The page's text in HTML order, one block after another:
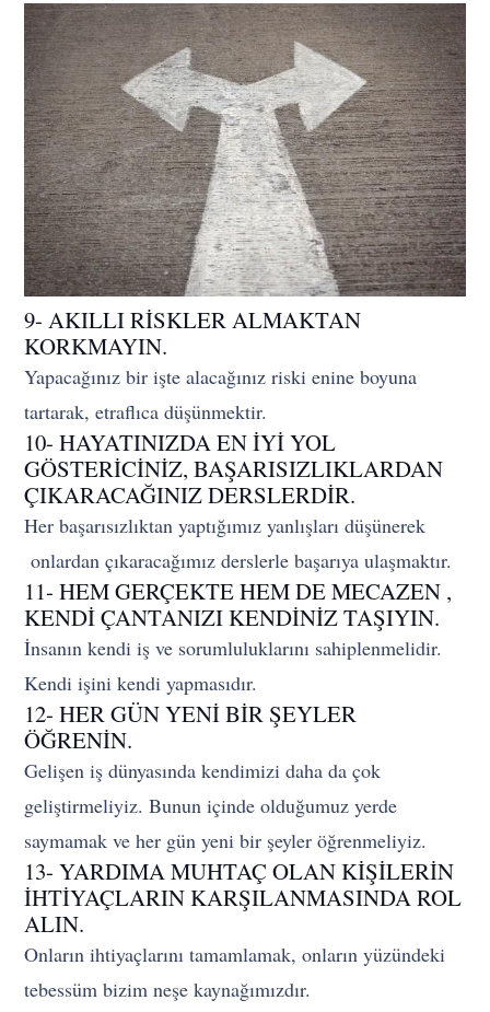
9- AKILLI RİSKLER ALMAKTAN
KORKMAYIN.
Yapacağınız bir işte alacağınız riski enine boyuna
tartarak, etraflıca düşünmektir.
10- HAYATINIZDA EN İYİ YOL
GÖSTERİCİNİZ, BAŞARISIZLIKLARDAN
ÇIKARACAĞINIZ DERSLERDİR.
Her başarısızlıktan yaptığımız yanlışları düşünerek
onlardan çıkaracağımız derslerle başarıya ulaşmaktır.
11- HEM GERÇEKTE HEM DE MECAZEN ,
KENDİ ÇANTANIZI KENDİNİZ TAŞIYIN.
İnsanın kendi iş ve sorumluluklarını sahiplenmelidir.
Kendi işini kendi yapmasıdır.
12- HER GÜN YENİ BİR ŞEYLER
ÖĞRENİN.
Gelişen iş dünyasında kendimizi daha da çok
geliştirmeliyiz. Bunun içinde olduğumuz yerde
saymamak ve her gün yeni bir şeyler öğrenmeliyiz.
13- YARDIMA MUHTAÇ OLAN KİŞİLERİN
İHTİYAÇLARIN KARŞILANMASINDA ROL
ALIN.
Onların ihtiyaçlarını tamamlamak, onların yüzündeki
tebessüm bizim neşe kaynağımızdır.